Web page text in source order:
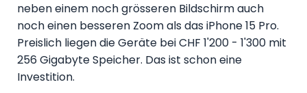
neben einem noch grösseren Bildschirm auch
noch einen besseren Zoom als das iPhone 15 Pro.
Preislich liegen die Geräte bei CHF 1'200 - 1'300 mit
256 Gigabyte Speicher. Das ist schon eine
Investition.